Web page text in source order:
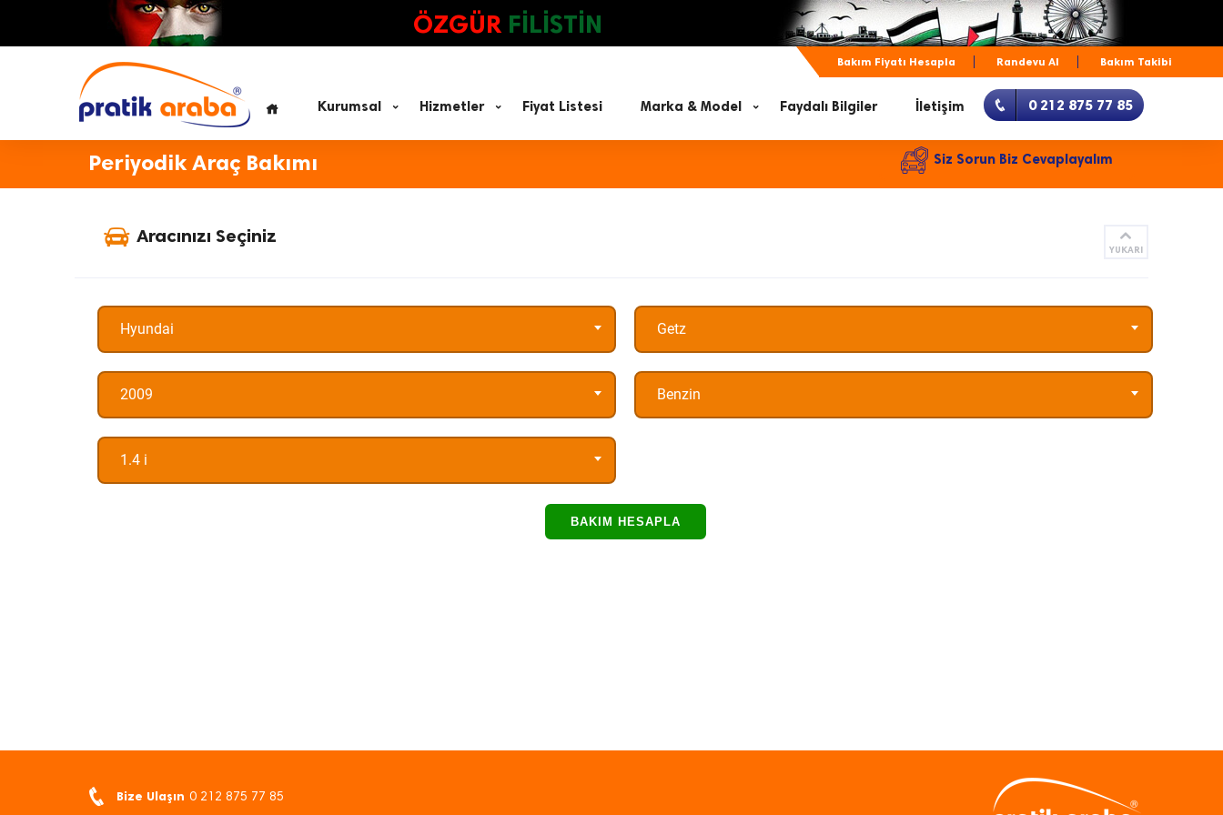
ÖZGÜR FİLİSTİN
Bakım Fiyatı Hesapla Randevu Al Bakım Takibi
Kurumsal Hizmetler Fiyat Listesi Marka & Model Faydalı Bilgiler İletişim 0 212 875 77 85
Periyodik Araç Bakımı Siz Sorun Biz Cevaplayalım
Aracınızı Seçiniz
YUKARI
Hyundai Getz
2009 Benzin
1.4 i
BAKIM HESAPLA
Bize Ulaşın 0 212 875 77 85